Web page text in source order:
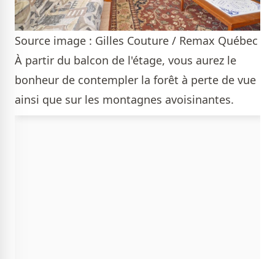
Source image : Gilles Couture / Remax Québec
À partir du balcon de l'étage, vous aurez le
bonheur de contempler la forêt à perte de vue
ainsi que sur les montagnes avoisinantes.